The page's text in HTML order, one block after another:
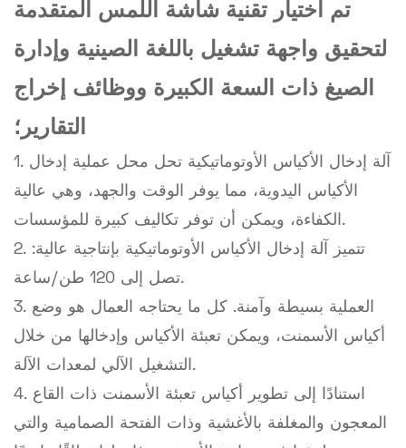
تم اختيار تقنية شاشة اللمس المتقدمة
لتحقيق واجهة تشغيل باللغة الصينية وإدارة
الصيغ ذات السعة الكبيرة ووظائف إخراج
التقارير؛
1. آلة إدخال الأكياس الأوتوماتيكية تحل محل عملية إدخال
الأكياس اليدوية، مما يوفر الوقت والجهد، وهي عالية
الكفاءة، ويمكن أن توفر تكاليف كبيرة للمؤسسات.
2. تتميز آلة إدخال الأكياس الأوتوماتيكية بإنتاجية عالية:
تصل إلى 120 طن/ساعة.
3. العملية بسيطة وآمنة. كل ما يحتاجه العمال هو وضع
أكياس الأسمنت، ويمكن تعبئة الأكياس وإدخالها من خلال
التشغيل الآلي لمعدات الآلة.
4. استنادًا إلى تطوير أكياس تعبئة الأسمنت ذات القاع
المعجون والمغلفة بالأغشية وذات الفتحة الصمامية والتي